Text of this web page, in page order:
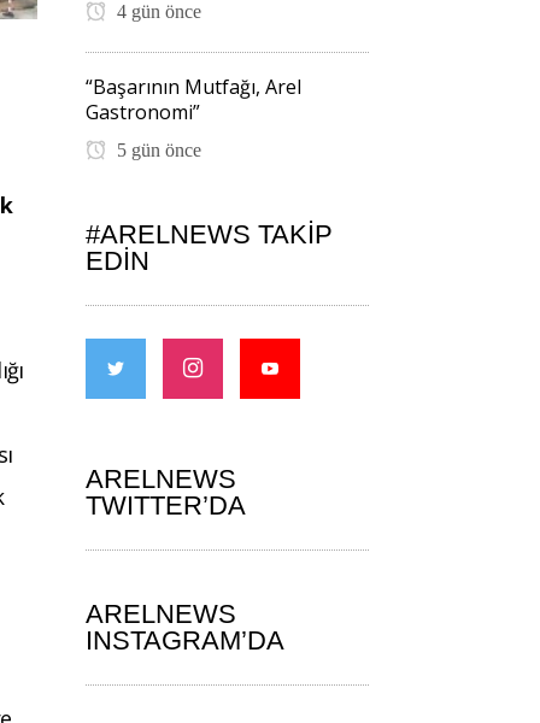
4 gün önce
“Başarının Mutfağı, Arel
Gastronomi”
5 gün önce
#ARELNEWS TAKIP
EDIN
ARELNEWS
TWITTER’DA
ARELNEWS
INSTAGRAM’DA